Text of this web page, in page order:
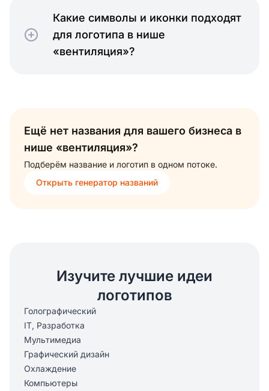
Какие символы и иконки подходят
для логотипа в нише
«вентиляция»?
Ещё нет названия для вашего бизнеса в
нише «вентиляция»?
Подберём название и логотип в одном потоке.
Открыть генератор названий
Изучите лучшие идеи
логотипов
Голографический
IT, Разработка
Мультимедиа
Графический дизайн
Охлаждение
Компьютеры